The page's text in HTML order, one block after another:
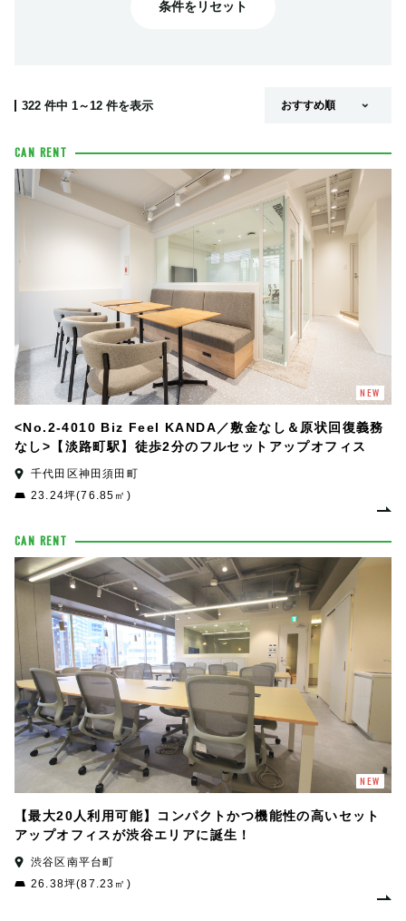
条件をリセット
322 件中 1～12 件を表示
CAN RENT
NEW
<No.2-4010 Biz Feel KANDA／敷金なし＆原状回復義務
なし>【淡路町駅】徒歩2分のフルセットアップオフィス
千代田区神田須田町
23.24坪(76.85㎡)
CAN RENT
NEW
【最大20人利用可能】コンパクトかつ機能性の高いセット
アップオフィスが渋谷エリアに誕生！
渋谷区南平台町
26.38坪(87.23㎡)